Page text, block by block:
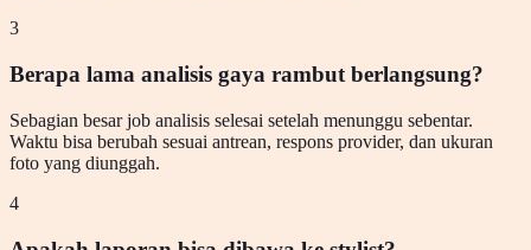
3
Berapa lama analisis gaya rambut berlangsung?
Sebagian besar job analisis selesai setelah menunggu sebentar.
Waktu bisa berubah sesuai antrean, respons provider, dan ukuran
foto yang diunggah.
4